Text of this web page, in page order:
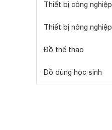
Thiết bị công nghiệp
Thiết bị nông nghiệp
Đồ thể thao
Đồ dùng học sinh